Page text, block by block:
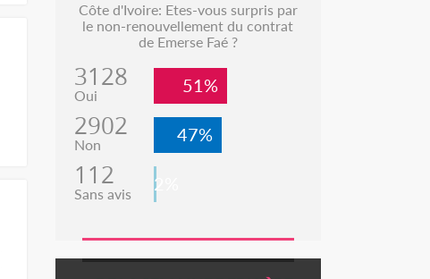
Côte d'Ivoire: Etes-vous surpris par
le non-renouvellement du contrat
de Emerse Faé ?
3128
Oui 51%
2902
Non 47%
112
Sans avis 2%